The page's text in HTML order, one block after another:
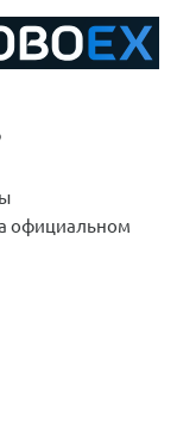
официальном